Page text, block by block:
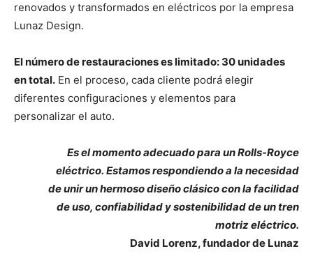
renovados y transformados en eléctricos por la empresa
Lunaz Design.
El número de restauraciones es limitado: 30 unidades
en total. En el proceso, cada cliente podrá elegir
diferentes configuraciones y elementos para
personalizar el auto.
Es el momento adecuado para un Rolls-Royce
eléctrico. Estamos respondiendo a la necesidad
de unir un hermoso diseño clásico con la facilidad
de uso, confiabilidad y sostenibilidad de un tren
motriz eléctrico.
David Lorenz, fundador de Lunaz